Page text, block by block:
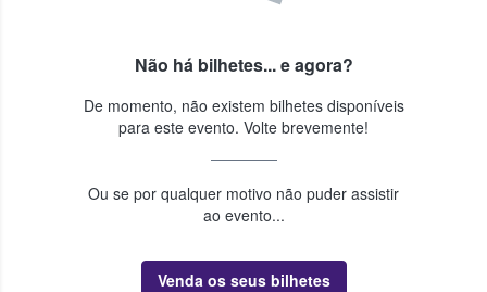
Não há bilhetes... e agora?
De momento, não existem bilhetes disponíveis
para este evento. Volte brevemente!
Ou se por qualquer motivo não puder assistir
ao evento...
Venda os seus bilhetes